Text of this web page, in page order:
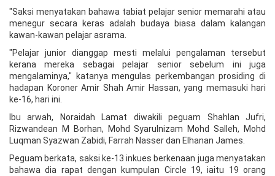
"Saksi menyatakan bahawa tabiat pelajar senior memarahi atau
menegur secara keras adalah budaya biasa dalam kalangan
kawan-kawan pelajar asrama.
"Pelajar junior dianggap mesti melalui pengalaman tersebut
kerana mereka sebagai pelajar senior sebelum ini juga
mengalaminya," katanya mengulas perkembangan prosiding di
hadapan Koroner Amir Shah Amir Hassan, yang memasuki hari
ke-16, hari ini.
Ibu arwah, Noraidah Lamat diwakili peguam Shahlan Jufri,
Rizwandean M Borhan, Mohd Syarulnizam Mohd Salleh, Mohd
Luqman Syazwan Zabidi, Farrah Nasser dan Elhanan James.
Peguam berkata, saksi ke-13 inkues berkenaan juga menyatakan
bahawa dia rapat dengan kumpulan Circle 19, iaitu 19 orang